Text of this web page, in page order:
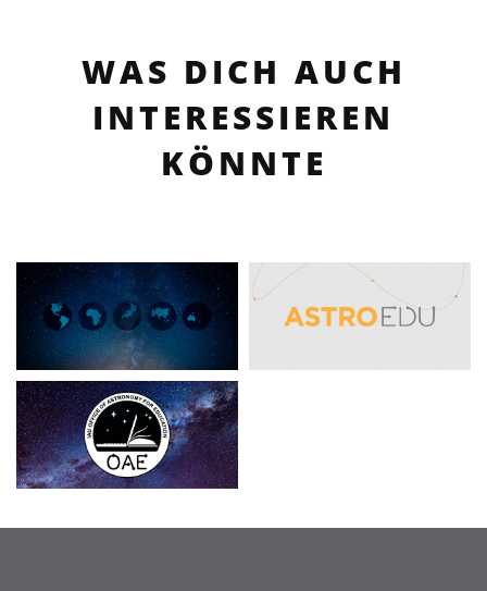
WAS DICH AUCH
INTERESSIEREN
KÖNNTE